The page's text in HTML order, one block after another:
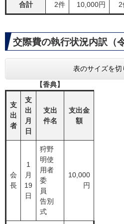
合計 2件 10,000円 2
交際費の執行状況内訳（
表のサイズを切
【香典】
支
出
者
支
出
月
日
支出
件名
支出金
額
会
長
1
月
19
日
狩野
明使
用者
委
員
告別
式
10,000
円